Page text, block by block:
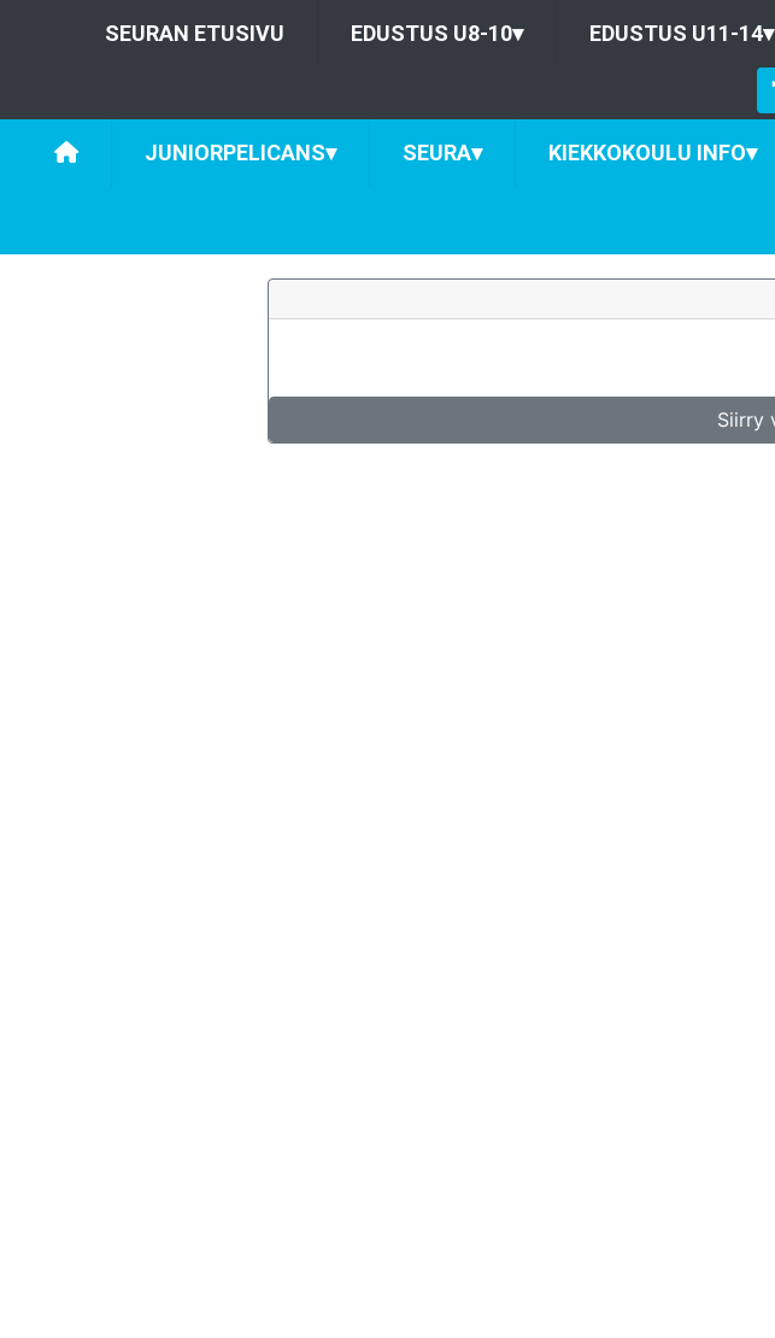
SEURAN ETUSIVU EDUSTUS U8-10▾ EDUSTUS U11-14▾
JUNIORPELICANS▾ SEURA▾ KIEKKOKOULU INFO▾